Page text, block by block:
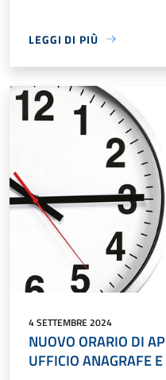
LEGGI DI PIÙ
4 SETTEMBRE 2024
NUOVO ORARIO DI
UFFICIO ANAGRAFE